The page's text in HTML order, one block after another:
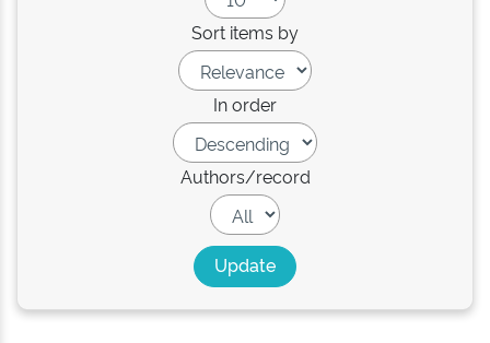
Sort items by
In order
Authors/record